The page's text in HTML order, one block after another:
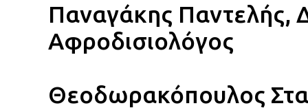
Παναγάκης Παντελής,
Αφροδισιολόγος
Θεοδωρακόπουλος